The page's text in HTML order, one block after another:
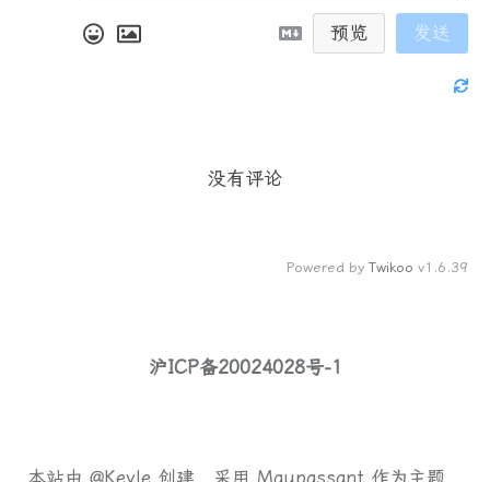
预览 发送
没有评论
Powered by Twikoo v1.6.39
沪ICP备20024028号-1
本站由 @Keyle 创建，采用 Maupassant作为主题，